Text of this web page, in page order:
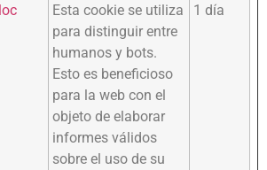
Esta cookie se utiliza
para distinguir entre
humanos y bots.
Esto es beneficioso
para la web con el
objeto de elaborar
informes válidos
sobre el uso de su
1 día